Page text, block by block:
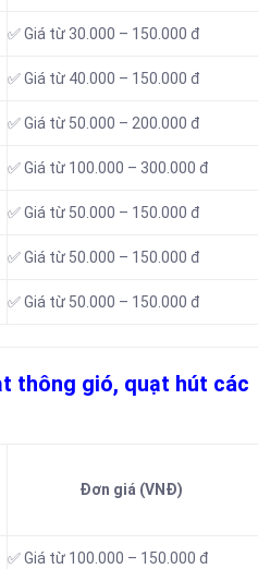
✅ Giá từ 30.000 – 150.000 đ
✅ Giá từ 40.000 – 150.000 đ
✅ Giá từ 50.000 – 200.000 đ
✅ Giá từ 100.000 – 300.000 đ
✅ Giá từ 50.000 – 150.000 đ
✅ Giá từ 50.000 – 150.000 đ
✅ Giá từ 50.000 – 150.000 đ
thông gió, quạt hút các
Đơn giá (VNĐ)
✅ Giá từ 100.000 – 150.000 đ